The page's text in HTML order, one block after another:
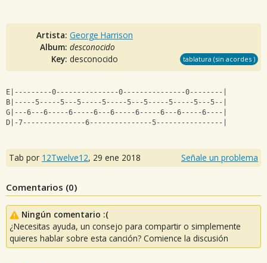
Artista: George Harrison
Album: desconocido
Key: desconocido tablatura (sin acordes )
E|---------0---------------0---------------0--------|
B|-----5-----5---5-----5-----5---5-----5-----5---5--|
G|---6---6-----6-----6---6-----6-----6---6-----6----|
D|-7---------------6---------------5----------------|
Tab por 12Twelve12, 29 ene 2018 Señale un problema
Comentarios (0)
Ningún comentario :(
¿Necesitas ayuda, un consejo para compartir o simplemente
quieres hablar sobre esta canción? Comience la discusión